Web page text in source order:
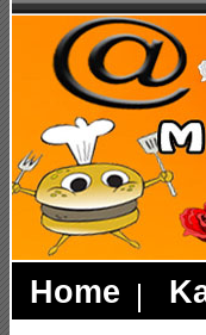
Home